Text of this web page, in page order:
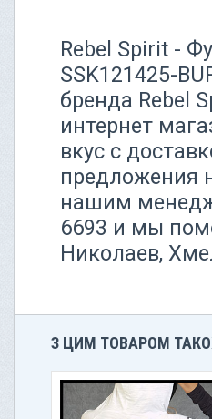
Rebel Spirit -
SSK121425-
бренда Rebel
интернет
вкус с
предложения
нашим
6693 и мы
Николаев,
З ЦИМ ТОВАРОМ